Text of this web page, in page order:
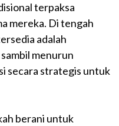
terpaksa
mereka. Di tengah
adalah
menurun
secara strategis untuk
berani untuk